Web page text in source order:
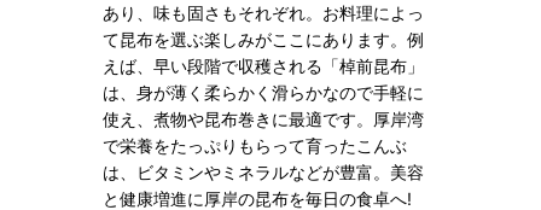
あり、味も固さもそれぞれ。お料理によっ
て昆布を選ぶ楽しみがここにあります。例
えば、早い段階で収穫される「棹前昆布」
は、身が薄く柔らかく滑らかなので手軽に
使え、煮物や昆布巻きに最適です。厚岸湾
で栄養をたっぷりもらって育ったこんぶ
は、ビタミンやミネラルなどが豊富。美容
と健康増進に厚岸の昆布を毎日の食卓へ!